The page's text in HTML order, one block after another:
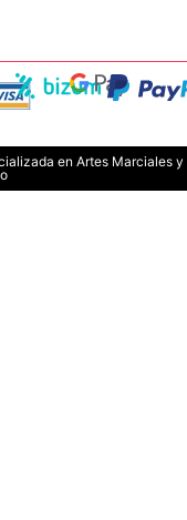
en Artes Marciales y